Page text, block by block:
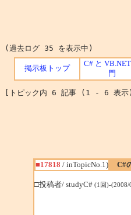
(過去ログ 35 を表示中)
掲示板トップ
C# と
門
[トピック内 6 記事 (1 - 6
■17818 / inTopicNo.1) C#
□投稿者/ studyC# (1回)-(2008/